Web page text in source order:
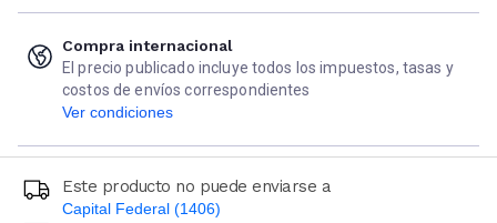
Compra internacional
El precio publicado incluye todos los impuestos, tasas y
costos de envíos correspondientes
Ver condiciones
Este producto no puede enviarse a
Capital Federal (1406)